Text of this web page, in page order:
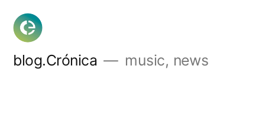
Skip
content
blog.Crónica music, news